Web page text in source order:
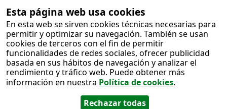
Esta página web usa cookies
En esta web se sirven cookies técnicas necesarias para
permitir y optimizar su navegación. También se usan
cookies de terceros con el fin de permitir
funcionalidades de redes sociales, ofrecer publicidad
basada en sus hábitos de navegación y analizar el
rendimiento y tráfico web. Puede obtener más
información en nuestra Política de cookies.